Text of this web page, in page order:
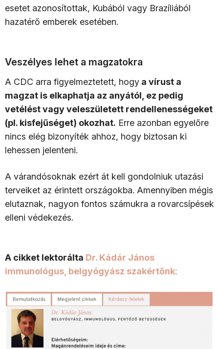
esetet azonosítottak, Kubából vagy Brazíliából
hazatérő emberek esetében.
Veszélyes lehet a magzatokra
A CDC arra figyelmeztetett, hogy a vírust a
magzat is elkaphatja az anyától, ez pedig
vetélést vagy veleszületett rendellenességeket
(pl. kisfejűséget) okozhat. Erre azonban egyelőre
nincs elég bizonyíték ahhoz, hogy biztosan ki
lehessen jelenteni.
A várandósoknak ezért át kell gondolniuk utazási
terveiket az érintett országokba. Amennyiben mégis
elutaznak, nagyon fontos számukra a rovarcsípések
elleni védekezés.
A cikket lektorálta Dr. Kádár János
immunológus, belgyógyász szakértőnk: